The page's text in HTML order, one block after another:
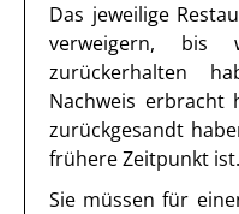
Das jeweilige
verweigern, bis
zurückerhalten
Nachweis erbracht
zurückgesandt
frühere Zeitpunkt ist.
Sie müssen für